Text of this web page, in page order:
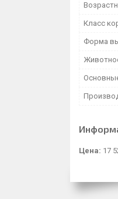
Класс
Форма
Цена: 17